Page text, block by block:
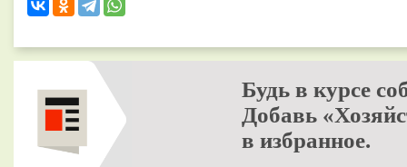
Будь в курсе
Добавь
в избранное.